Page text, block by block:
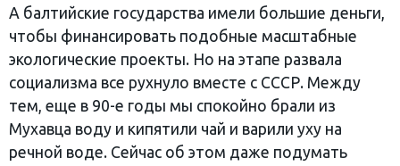
А балтийские государства имели большие деньги,
чтобы финансировать подобные масштабные
экологические проекты. Но на этапе развала
социализма все рухнуло вместе с СССР. Между
тем, еще в 90-е годы мы спокойно брали из
Мухавца воду и кипятили чай и варили уху на
речной воде. Сейчас об этом даже подумать